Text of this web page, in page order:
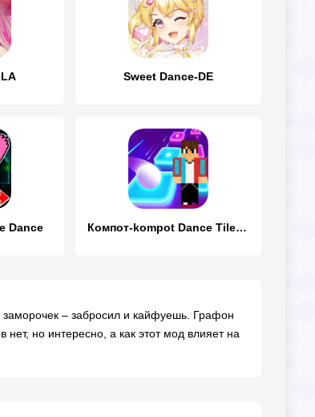
Sweet Dance-DE
Dance Компот-kompot Dance Tiles Hop
заморочек – забросил и кайфуешь. Графон
но интересно, а как этот мод влияет на